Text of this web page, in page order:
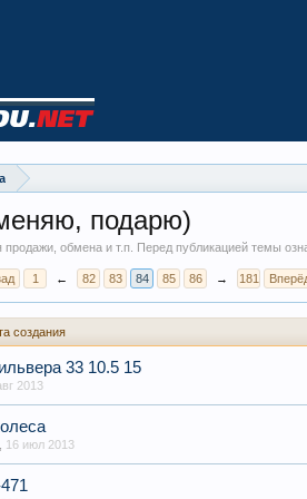
подарю)
обмена и т.п. Перед публикацией темы
1 ← 82 83 84 85 86 → 181
создания
33 10.5 15
2013
16 июл 2013